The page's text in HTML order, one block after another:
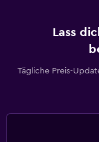
Lass
Tägliche Preis-